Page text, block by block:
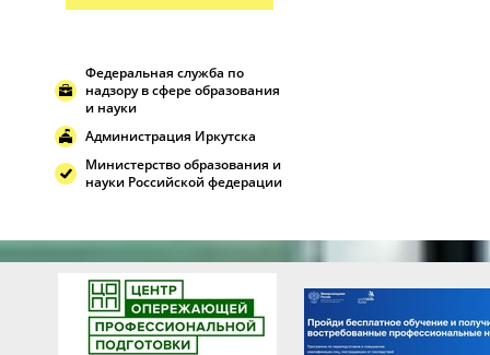
Федеральная служба по
надзору в сфере образования
и науки
Администрация Иркутска
Министерство образования и
науки Российской федерации